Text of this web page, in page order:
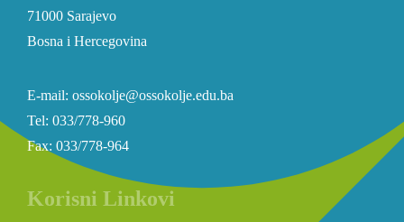
71000 Sarajevo
Bosna i Hercegovina
E-mail: ossokolje@ossokolje.edu.ba
Tel: 033/778-960
Fax: 033/778-964
Korisni Linkovi